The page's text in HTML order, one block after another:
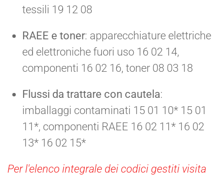
tessili 19 12 08
RAEE e toner: apparecchiature elettriche
ed elettroniche fuori uso 16 02 14,
componenti 16 02 16, toner 08 03 18
Flussi da trattare con cautela:
imballaggi contaminati 15 01 10* 15 01
11*, componenti RAEE 16 02 11* 16 02
13* 16 02 15*
Per l'elenco integrale dei codici gestiti visita